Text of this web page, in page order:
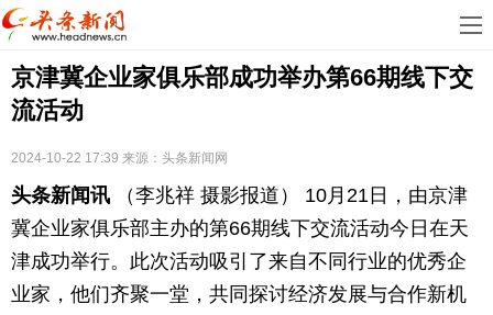
首
页
娱
乐
科
地
产
汽
车
京津冀企业家俱乐部成功举办第66期线下交
流活动
2024-10-22 17:39 来源： 头条新闻网
头条新闻讯 （李兆祥 摄影报道） 10月21日，由京津
冀企业家俱乐部主办的第66期线下交流活动今日在天
津成功举行。此次活动吸引了来自不同行业的优秀企
业家，他们齐聚一堂，共同探讨经济发展与合作新机